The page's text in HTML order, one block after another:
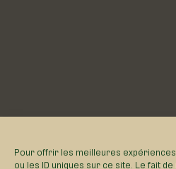
Pour offrir les meilleures
ou les ID uniques sur ce site. Le fait